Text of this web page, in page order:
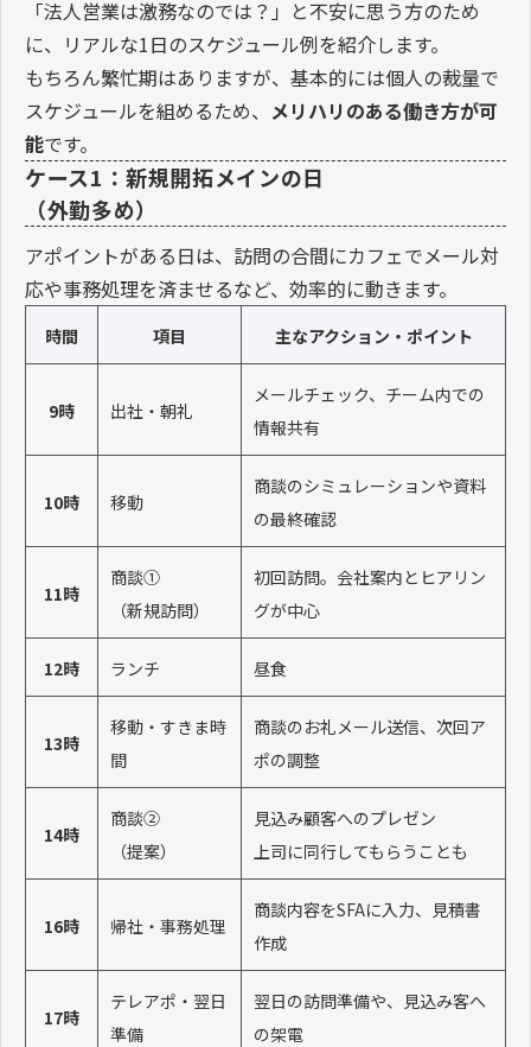
「法人営業は激務なのでは？」と不安に思う方のため
に、リアルな1日のスケジュール例を紹介します。
もちろん繁忙期はありますが、基本的には個人の裁量で
スケジュールを組めるため、 メリハリのある働き方が可
能です。
ケース1：新規開拓メインの日
（外勤多め）
アポイントがある日は、訪問の合間にカフェでメール対
応や事務処理を済ませるなど、効率的に動きます。
時間 項目 主なアクション・ポイント
9時 出社・朝礼
メールチェック、チーム内での
情報共有
10時 移動
商談のシミュレーションや資料
の最終確認
11時
商談①
（新規訪問）
初回訪問。会社案内とヒアリン
グが中心
12時 ランチ 昼食
13時
移動・すきま時
間
商談のお礼メール送信、次回ア
ポの調整
14時
商談②
（提案）
見込み顧客へのプレゼン
上司に同行してもらうことも
16時 帰社・事務処理
商談内容をSFAに入力、見積書
作成
17時
テレアポ・翌日
準備
翌日の訪問準備や、見込み客へ
の架電